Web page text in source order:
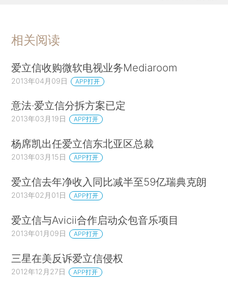
相关阅读
爱立信收购微软电视业务Mediaroom
2013年04月09日 APP打开
意法·爱立信分拆方案已定
2013年03月19日 APP打开
杨席凯出任爱立信东北亚区总裁
2013年03月15日 APP打开
爱立信去年净收入同比减半至59亿瑞典克朗
2013年02月01日 APP打开
爱立信与Avicii合作启动众包音乐项目
2013年01月09日 APP打开
三星在美反诉爱立信侵权
2012年12月27日 APP打开